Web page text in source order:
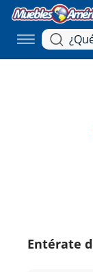
Entérate